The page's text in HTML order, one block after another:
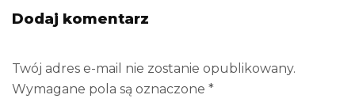
Dodaj komentarz
Twój adres e-mail nie zostanie opublikowany.
Wymagane pola są oznaczone *